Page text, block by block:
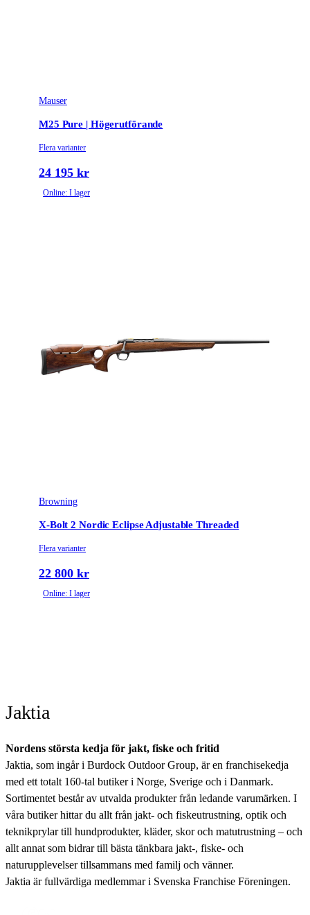
Mauser
M25 Pure | Högerutförande
Flera varianter
24 195 kr
Online: I lager
Browning
X-Bolt 2 Nordic Eclipse Adjustable Threaded
Flera varianter
22 800 kr
Online: I lager
Jaktia
Nordens största kedja för jakt, fiske och fritid
Jaktia, som ingår i Burdock Outdoor Group, är en franchisekedja
med ett totalt 160-tal butiker i Norge, Sverige och i Danmark.
Sortimentet består av utvalda produkter från ledande varumärken. I
våra butiker hittar du allt från jakt- och fiskeutrustning, optik och
teknikprylar till hundprodukter, kläder, skor och matutrustning – och
allt annat som bidrar till bästa tänkbara jakt-, fiske- och
naturupplevelser tillsammans med familj och vänner.
Jaktia är fullvärdiga medlemmar i Svenska Franchise Föreningen.